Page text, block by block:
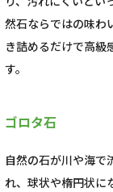
然石ならではの味わ
き詰めるだけで高級
す。
ゴロタ石
自然の石が川や海で
れ、球状や楕円状に